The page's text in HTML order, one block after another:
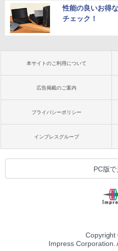
性能の良いお得
チェック！
本サイトのご利用について
広告掲載のご案内
プライバシーポリシー
インプレスグループ
PC版で
Copyright
Impress Corporation.